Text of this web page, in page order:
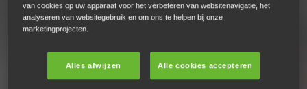
van cookies op uw apparaat voor het verbeteren van websitenavigatie, het
analyseren van websitegebruik en om ons te helpen bij onze
marketingprojecten.
Alles afwijzen Alle cookies accepteren